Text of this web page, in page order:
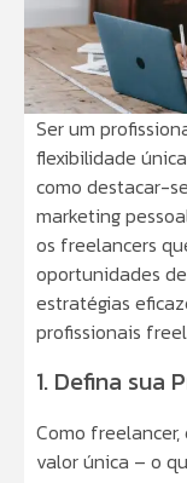
Ser um
flexibilidade
como destacar-
marketing
os freelancers
oportunidades
estratégias
profissionais
1. Defina sua
Como
valor única – o